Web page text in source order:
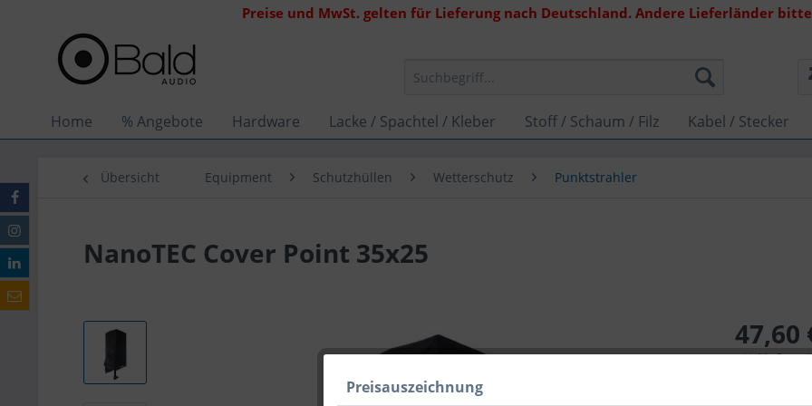
Preise und MwSt. gelten für Lieferung nach Deutschland. Andere Lieferländer
Home % Angebote Hardware Lacke / Spachtel / Kleber Stoff / Schaum / Filz Kabel / Stecker
Übersicht Equipment Schutzhüllen Wetterschutz Punktstrahler
NanoTEC Cover Point 35x25
47,60
inkl. MwSt.
Lieferzeit
Preisauszeichnung